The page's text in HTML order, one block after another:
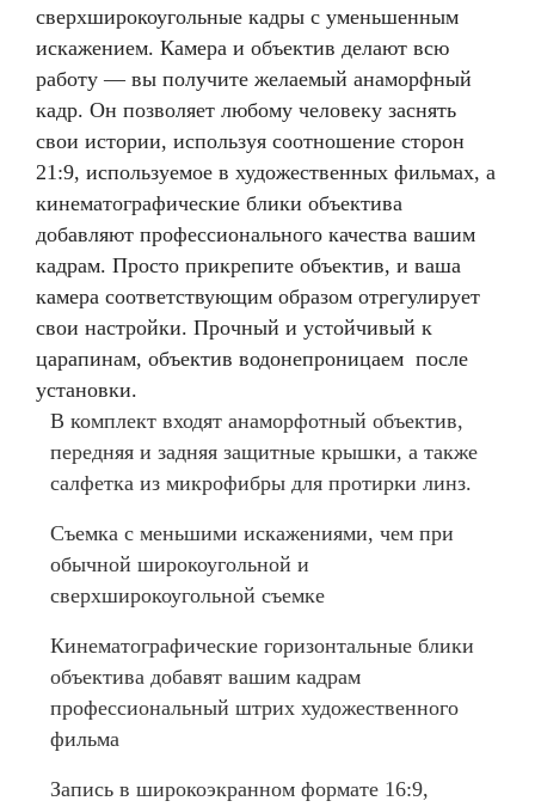
сверхширокоугольные кадры с уменьшенным
искажением. Камера и объектив делают всю
работу — вы получите желаемый анаморфный
кадр. Он позволяет любому человеку заснять
свои истории, используя соотношение сторон
21:9, используемое в художественных фильмах, а
кинематографические блики объектива
добавляют профессионального качества вашим
кадрам. Просто прикрепите объектив, и ваша
камера соответствующим образом отрегулирует
свои настройки. Прочный и устойчивый к
царапинам, объектив водонепроницаем после
установки.
В комплект входят анаморфотный объектив,
передняя и задняя защитные крышки, а также
салфетка из микрофибры для протирки линз.
Съемка с меньшими искажениями, чем при
обычной широкоугольной и
сверхширокоугольной съемке
Кинематографические горизонтальные блики
объектива добавят вашим кадрам
профессиональный штрих художественного
фильма
Запись в широкоэкранном формате 16:9,